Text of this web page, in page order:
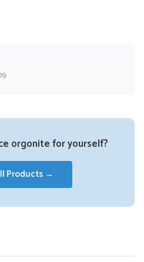
orgonite for yourself?
Products →